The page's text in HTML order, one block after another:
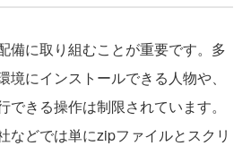
備に取り組むことが重要です。多
境にインストールできる人物や、
できる操作は制限されています。
などでは単にzipファイルとスクリ